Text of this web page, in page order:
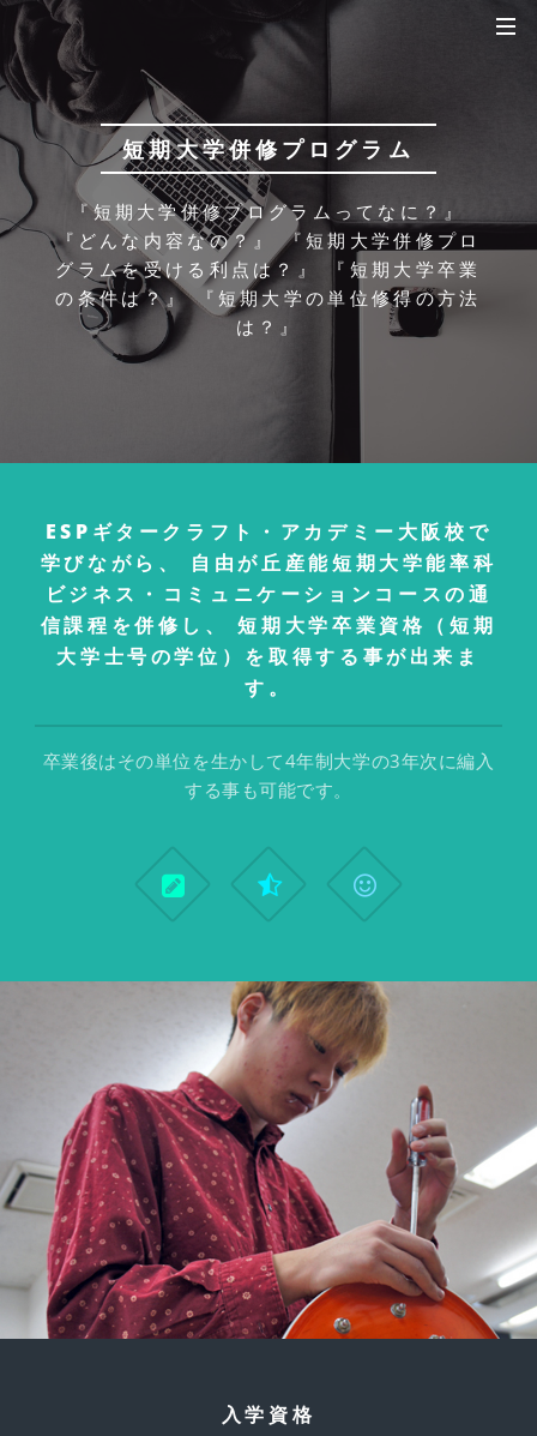
短期大学併修プログラム
『短期大学併修プログラムってなに？』
『どんな内容なの？』
『短期大学併修プロ
グラムを受ける利点は？』
『短期大学卒業
の条件は？』『短期大学の単位修得の方法
は？』
ESPギタークラフト・アカデミー大阪校で
学びながら、
自由が丘産能短期大学能率科
ビジネス・コミュニケーションコースの通
信課程を併修し、
短期大学卒業資格（短期
大学士号の学位）を取得する事が出来ま
す。
卒業後はその単位を生かして4年制大学の3年次に編入
する事も可能です。
入学資格